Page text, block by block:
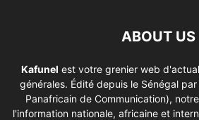
ABOUT US
Kafunel est votre grenier web
générales. Édité depuis le Sénégal par
Panafricain de Communication),
l'information nationale, africaine et